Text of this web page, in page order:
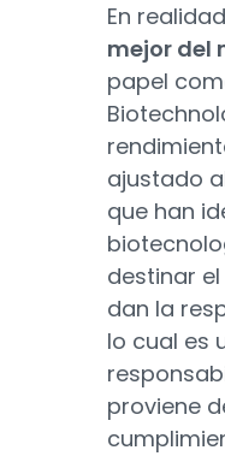
En
mejor del
papel
ajustado
que han
destinar
dan la
lo cual es
proviene